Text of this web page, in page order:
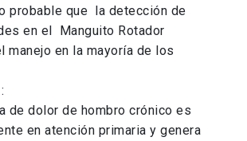
probable que la detección de
en el Manguito Rotador
manejo en la mayoría de los
de dolor de hombro crónico es
en atención primaria y genera